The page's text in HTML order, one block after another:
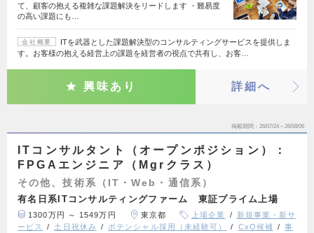
て、顧客の抱える複雑な課題解決をリードします ・難易度
の高い課題にも…
会社概要
ITを武器とした課題解決型のコンサルティングサービスを提供しま
す。お客様の抱える経営上の課題を経営者の視点で共有し、お客…
興味あり 詳細へ
掲載期間 26/07/24～26/08/06
ITコンサルタント（オープンポジション）：
FPGAエンジニア（Mgrクラス）
その他、技術系（IT・Web・通信系）
有名日系ITコンサルティングファーム 東証プライム上場
1300万円 ～ 1549万円 東京都 上場企業
新規事業・新サ
ービス
土日祝休み ポテンシャル採用（未経験可） CxO候補
事